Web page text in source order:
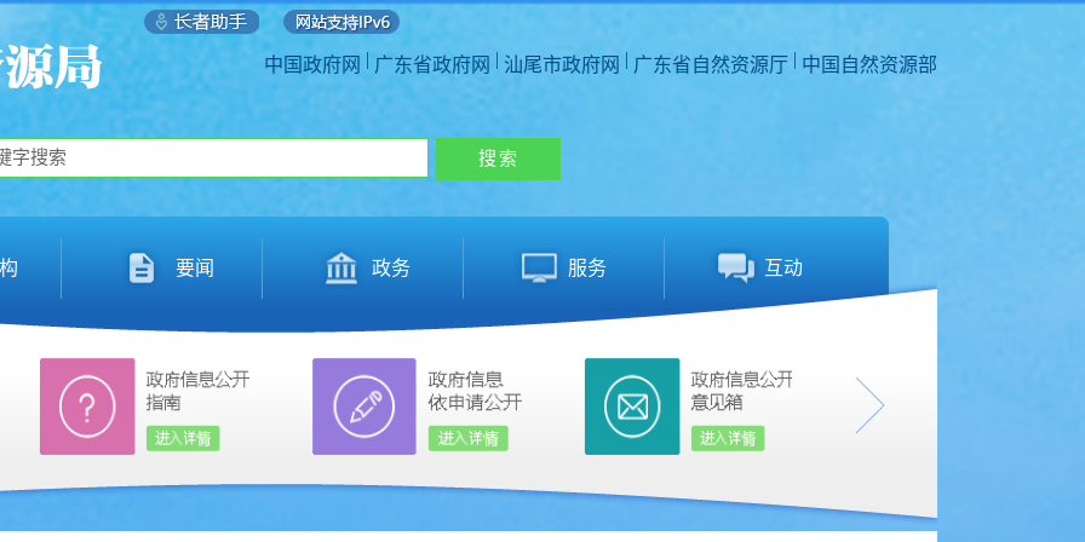
中国政府网 | 广东省政府网 | 汕尾市政府网 | 广东省自然资源厅 | 中国自然资源部
要闻 政务 服务 互动